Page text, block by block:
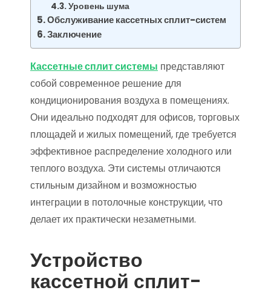
Уровень шума
Обслуживание кассетных сплит-систем
Заключение
Кассетные сплит системы представляют
собой современное решение для
кондиционирования воздуха в помещениях.
Они идеально подходят для офисов, торговых
площадей и жилых помещений, где требуется
эффективное распределение холодного или
теплого воздуха. Эти системы отличаются
стильным дизайном и возможностью
интеграции в потолочные конструкции, что
делает их практически незаметными.
Устройство
кассетной сплит-